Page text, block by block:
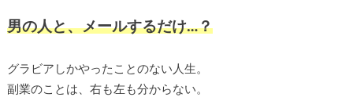
男の人と、メールするだけ…？
グラビアしかやったことのない人生。
副業のことは、右も左も分からない。